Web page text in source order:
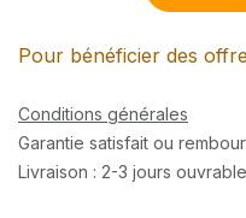
Pour bénéficier des
Conditions générales
Garantie satisfait ou
Livraison : 2-3 jours